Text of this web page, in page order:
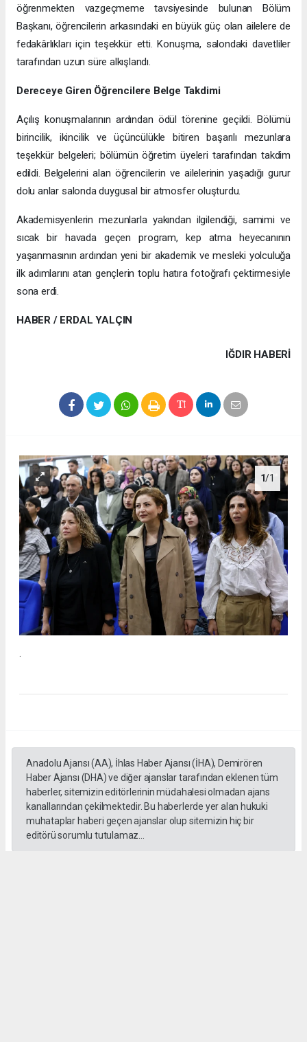
öğrenmekten vazgeçmeme tavsiyesinde bulunan Bölüm
Başkanı, öğrencilerin arkasındaki en büyük güç olan ailelere de
fedakârlıkları için teşekkür etti. Konuşma, salondaki davetliler
tarafından uzun süre alkışlandı.
Dereceye Giren Öğrencilere Belge Takdimi
Açılış konuşmalarının ardından ödül törenine geçildi. Bölümü
birincilik, ikincilik ve üçüncülükle bitiren başarılı mezunlara
teşekkür belgeleri; bölümün öğretim üyeleri tarafından takdim
edildi. Belgelerini alan öğrencilerin ve ailelerinin yaşadığı gurur
dolu anlar salonda duygusal bir atmosfer oluşturdu.
Akademisyenlerin mezunlarla yakından ilgilendiği, samimi ve
sıcak bir havada geçen program, kep atma heyecanının
yaşanmasının ardından yeni bir akademik ve mesleki yolculuğa
ilk adımlarını atan gençlerin toplu hatıra fotoğrafı çektirmesiyle
sona erdi.
HABER / ERDAL YALÇIN
IĞDIR HABERİ
1/1
Anadolu Ajansı (AA), İhlas Haber Ajansı (İHA), Demirören
Haber Ajansı (DHA) ve diğer ajanslar tarafından eklenen tüm
haberler, sitemizin editörlerinin müdahalesi olmadan ajans
kanallarından çekilmektedir. Bu haberlerde yer alan hukuki
muhataplar haberi geçen ajanslar olup sitemizin hiç bir
editörü sorumlu tutulamaz...